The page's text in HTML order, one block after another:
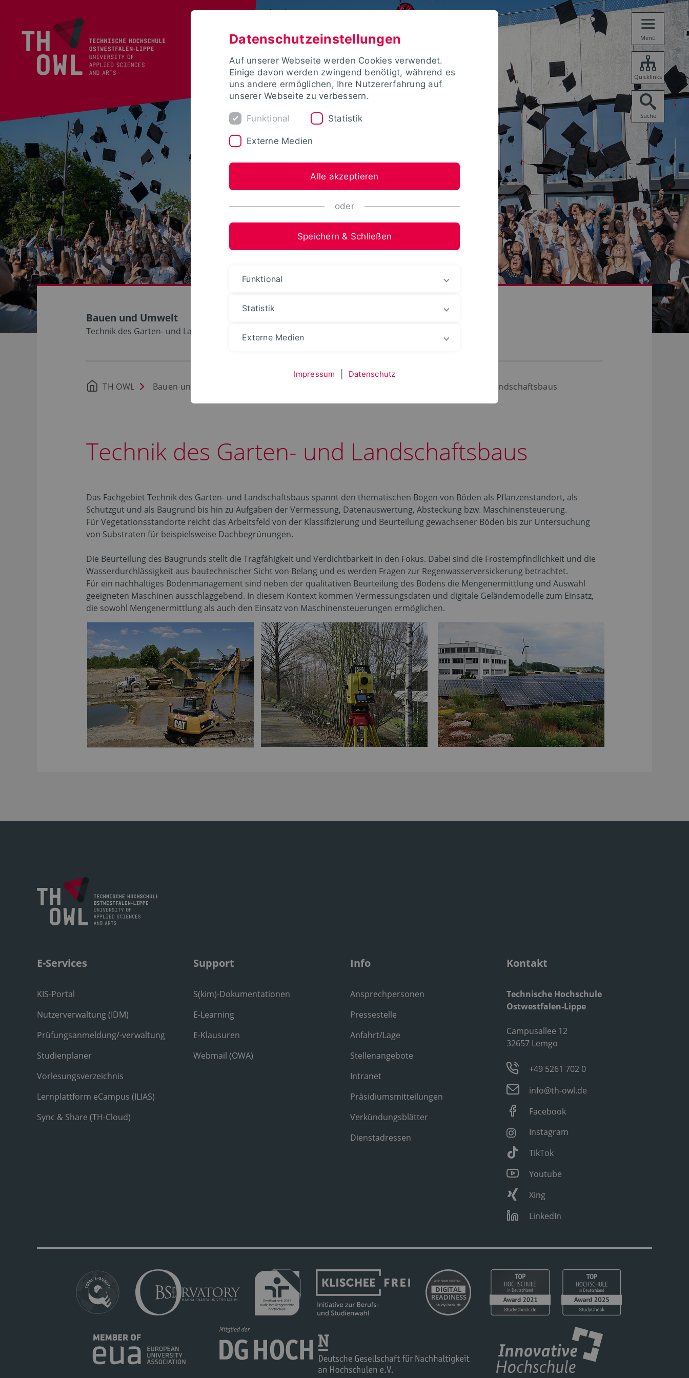
Menü
Quicklinks
Suche
Bauen und Umwelt
Technik des Garten- und Landschaftsbaus
TH OWL Bauen und Umwelt Technik des Garten- und Landschaftsbaus
Technik des Garten- und Landschaftsbaus
Das Fachgebiet Technik des Garten- und Landschaftsbaus spannt den thematischen Bogen von Böden als Pflanzenstandort, als
Schutzgut und als Baugrund bis hin zu Aufgaben der Vermessung, Datenauswertung, Absteckung bzw. Maschinensteuerung.
Für Vegetationsstandorte reicht das Arbeitsfeld von der Klassifizierung und Beurteilung gewachsener Böden bis zur Untersuchung
von Substraten für beispielsweise Dachbegrünungen.
Die Beurteilung des Baugrunds stellt die Tragfähigkeit und Verdichtbarkeit in den Fokus. Dabei sind die Frostempfindlichkeit und die
Wasserdurchlässigkeit aus bautechnischer Sicht von Belang und es werden Fragen zur Regenwasserversickerung betrachtet.
Für ein nachhaltiges Bodenmanagement sind neben der qualitativen Beurteilung des Bodens die Mengenermittlung und Auswahl
geeigneten Maschinen ausschlaggebend. In diesem Kontext kommen Vermessungsdaten und digitale Geländemodelle zum Einsatz,
die sowohl Mengenermittlung als auch den Einsatz von Maschinensteuerungen ermöglichen.
E-Services
KIS-Portal
Nutzerverwaltung (IDM)
Prüfungsanmeldung/-verwaltung
Studienplaner
Vorlesungsverzeichnis
Lernplattform eCampus (ILIAS)
Sync & Share (TH-Cloud)
Support
S(kim)-Dokumentationen
E-Learning
E-Klausuren
Webmail (OWA)
Info
Ansprechpersonen
Pressestelle
Anfahrt/Lage
Stellenangebote
Intranet
Präsidiumsmitteilungen
Verkündungsblätter
Dienstadressen
Kontakt
Technische Hochschule
Ostwestfalen-Lippe
Campusallee 12
32657 Lemgo
+49 5261 702 0
info@th-owl.de
Facebook
Instagram
TikTok
Youtube
Xing
LinkedIn
Datenschutzeinstellungen
Auf unserer Webseite werden Cookies verwendet.
Einige davon werden zwingend benötigt, während es
uns andere ermöglichen, Ihre Nutzererfahrung auf
unserer Webseite zu verbessern.
Funktional Statistik
Externe Medien
Alle akzeptieren
oder
Speichern & Schließen
Funktional
Statistik
Externe Medien
Impressum Datenschutz